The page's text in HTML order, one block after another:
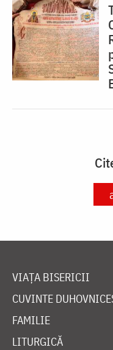
VIAȚA BISERICII
CUVINTE
FAMILIE
LITURGICĂ